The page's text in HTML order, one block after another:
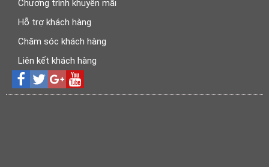
Chương trình khuyến mãi
Hỗ trợ khách hàng
Chăm sóc khách hàng
Liên kết khách hàng